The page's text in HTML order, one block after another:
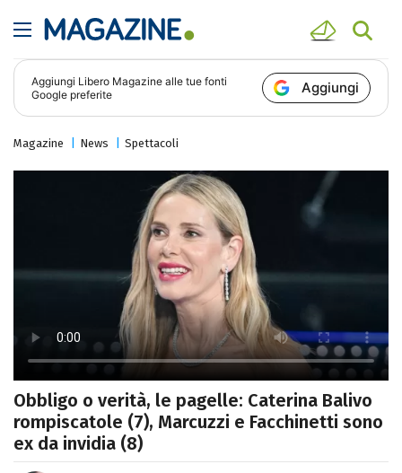
Aggiungi Libero Magazine alle tue fonti
Google preferite
Aggiungi
Magazine News Spettacoli
Obbligo o verità, le pagelle: Caterina Balivo
rompiscatole (7), Marcuzzi e Facchinetti sono
ex da invidia (8)